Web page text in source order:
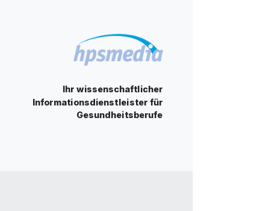
Ihr wissenschaftlicher
Informationsdienstleister für
Gesundheitsberufe